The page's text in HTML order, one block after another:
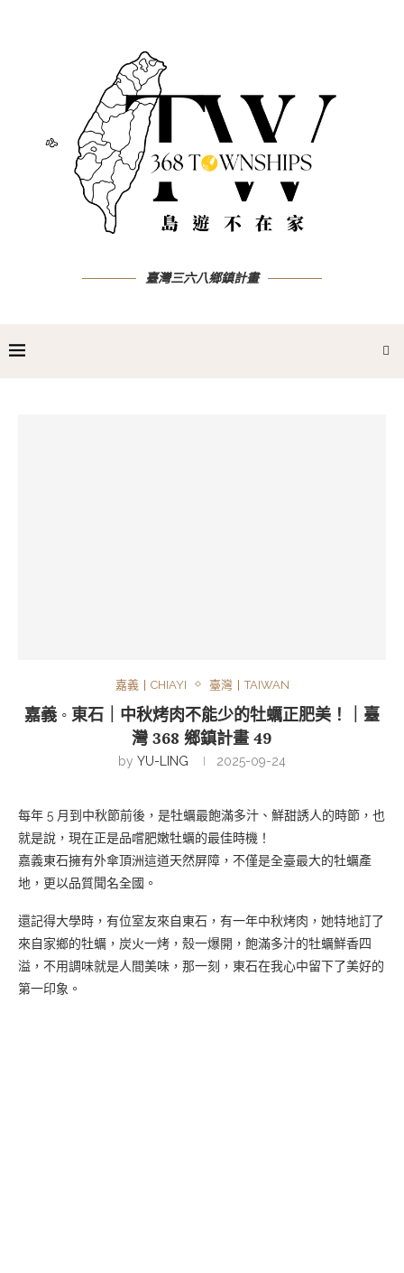
臺灣三六八鄉鎮計畫
嘉義丨CHIAYI 臺灣丨TAIWAN
嘉義 ◦ 東石｜中秋烤肉不能少的牡蠣正肥美！｜臺
灣 368 鄉鎮計畫 49
by YU-LING 2025-09-24
每年 5 月到中秋節前後，是牡蠣最飽滿多汁、鮮甜誘人的時節，也
就是說，現在正是品嚐肥嫩牡蠣的最佳時機！
嘉義東石擁有外傘頂洲這道天然屏障，不僅是全臺最大的牡蠣產
地，更以品質聞名全國。
還記得大學時，有位室友來自東石，有一年中秋烤肉，她特地訂了
來自家鄉的牡蠣，炭火一烤，殼一爆開，飽滿多汁的牡蠣鮮香四
溢，不用調味就是人間美味，那一刻，東石在我心中留下了美好的
第一印象。